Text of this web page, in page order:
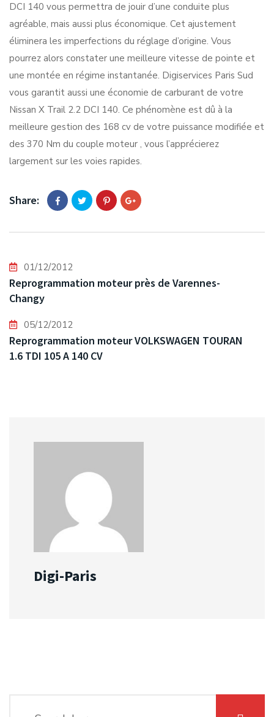
DCI 140 vous permettra de jouir d’une conduite plus
agréable, mais aussi plus économique. Cet ajustement
éliminera les imperfections du réglage d’origine. Vous
pourrez alors constater une meilleure vitesse de pointe et
une montée en régime instantanée. Digiservices Paris Sud
vous garantit aussi une économie de carburant de votre
Nissan X Trail 2.2 DCI 140. Ce phénomène est dû à la
meilleure gestion des 168 cv de votre puissance modifiée et
des 370 Nm du couple moteur , vous l’apprécierez
largement sur les voies rapides.
Share:
01/12/2012
Reprogrammation moteur près de Varennes-
Changy
05/12/2012
Reprogrammation moteur VOLKSWAGEN TOURAN
1.6 TDI 105 A 140 CV
Digi-Paris